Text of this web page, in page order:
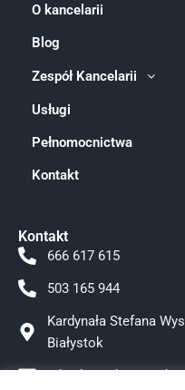
O kancelarii
Blog
Zespół Kancelarii
Usługi
Pełnomocnictwa
Kontakt
Kontakt
666 617 615
503 165 944
Kardynała Stefana
Białystok